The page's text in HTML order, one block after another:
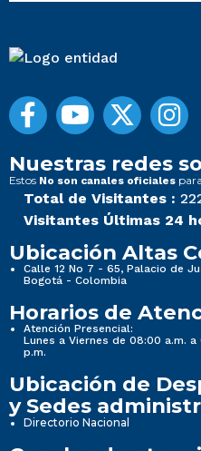
Nuestras redes
Estos No son canales oficiales
Total de Visitantes :
Visitantes Últimas 24
Ubicación Altas
Calle 12 No 7 - 65, Palacio de
Bogotá - Colombia
Horarios de
Atención Presencial:
Lunes a Viernes de 08:00 a.m.
p.m.
Ubicación de
y Sedes
Directorio Nacional